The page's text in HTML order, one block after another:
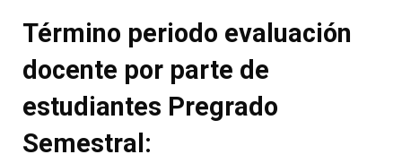
Término periodo evaluación
docente por parte de
estudiantes Pregrado
Semestral: